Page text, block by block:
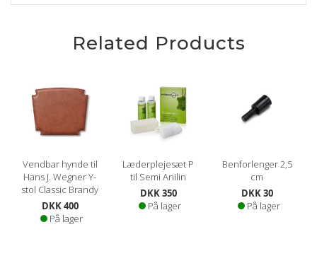
Related Products
Vendbar hynde til
Hans J. Wegner Y-
stol Classic Brandy
DKK 400
På lager
Læderplejesæt P
til Semi Anilin
DKK 350
På lager
Benforlenger 2,5
cm
DKK 30
På lager